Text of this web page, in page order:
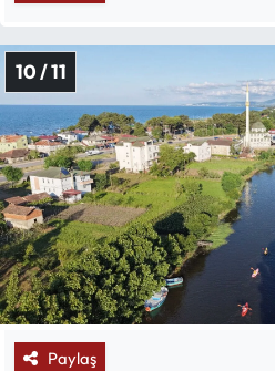
10 / 11
Paylaş